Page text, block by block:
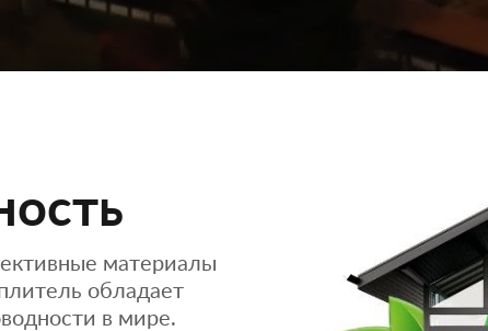
материалы
обладает
в мире.